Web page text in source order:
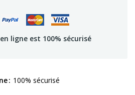
ligne est 100% sécurisé
100% sécurisé